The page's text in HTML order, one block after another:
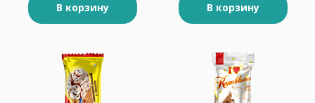
В корзину В корзину